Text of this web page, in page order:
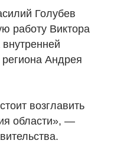
Голубев
работу Виктора
Андрея
возглавить
области», —